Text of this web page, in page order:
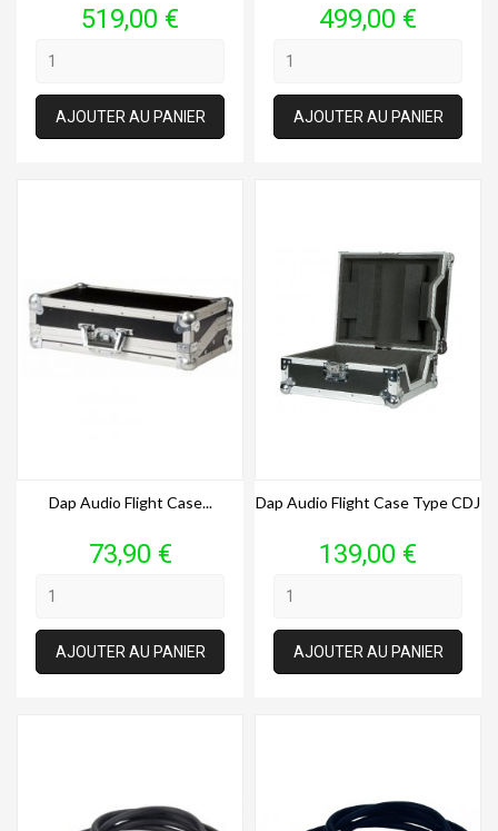
Prix
519,00 €
AJOUTER AU PANIER
Prix
499,00 €
AJOUTER AU PANIER
Dap Audio Flight Case...
Prix
73,90 €
AJOUTER AU PANIER
Dap Audio Flight Case Type CDJ
Prix
139,00 €
AJOUTER AU PANIER